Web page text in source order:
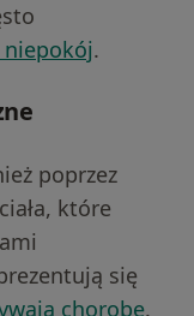
.
poprzez
które
się
chorobę.